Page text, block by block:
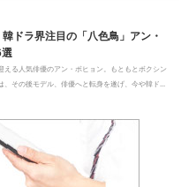
ドラ界注目の「八色鳥」アン・
選
える人気俳優のアン・ボヒョン。もともとボクシン
、その後モデル、俳優へと転身を遂げ、今や韓ド...